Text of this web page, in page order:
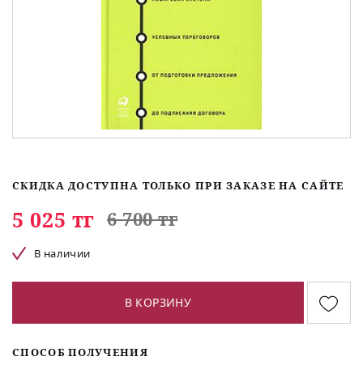
СКИДКА ДОСТУПНА ТОЛЬКО ПРИ ЗАКАЗЕ НА САЙТЕ
5 025 тг 6 700 тг
В наличии
В КОРЗИНУ
СПОСОБ ПОЛУЧЕНИЯ